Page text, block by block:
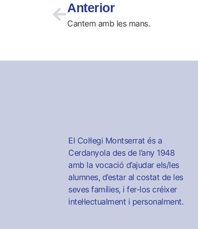
Anterior
Cantem amb les mans.
El Col·legi Montserrat és a
Cerdanyola des de l’any 1948
amb la vocació d’ajudar els/les
alumnes, d’estar al costat de les
seves famílies, i fer-los créixer
intel·lectualment i personalment.